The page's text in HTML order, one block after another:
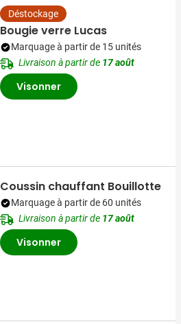
Déstockage
Bougie verre Lucas
Marquage à partir de 15 unités
Livraison à partir de 17 août
Visonner
Coussin chauffant Bouillotte
Marquage à partir de 60 unités
Livraison à partir de 17 août
Visonner